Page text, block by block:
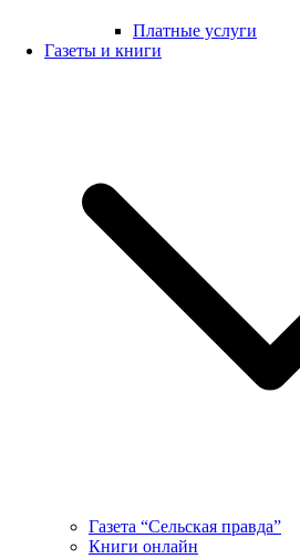
Платные услуги
Газеты и книги
Газета “Сельская правда”
Книги онлайн